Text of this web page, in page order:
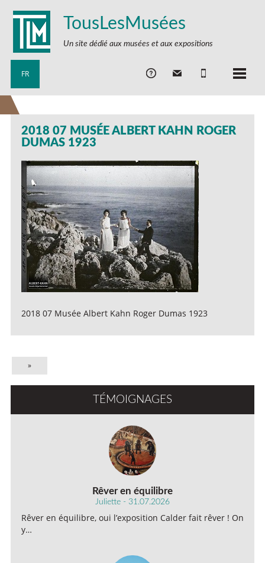
TousLesMusées
Un site dédié aux musées et aux expositions
FR
2018 07 MUSÉE ALBERT KAHN ROGER
DUMAS 1923
2018 07 Musée Albert Kahn Roger Dumas 1923
»
TÉMOIGNAGES
Rêver en équilibre
Juliette - 31.07.2026
Rêver en équilibre, oui l’exposition Calder fait rêver ! On
y…